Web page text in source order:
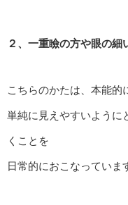
２、一重瞼の方や眼の細
こちらのかたは、本能的
単純に見えやすいように
くことを
日常的におこなっていま